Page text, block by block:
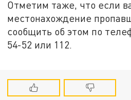
Отметим таже, что если
местонахождение
сообщить об этом по
54-52 или 112.